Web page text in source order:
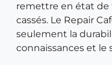
remettre en état
cassés. Le Repair
seulement la
connaissances et